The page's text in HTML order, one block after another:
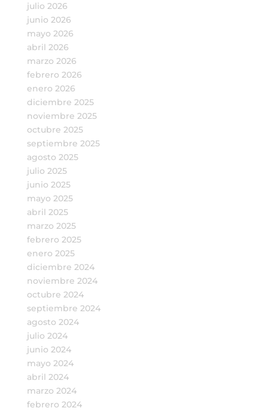
julio 2026
junio 2026
mayo 2026
abril 2026
marzo 2026
febrero 2026
enero 2026
diciembre 2025
noviembre 2025
octubre 2025
septiembre 2025
agosto 2025
julio 2025
junio 2025
mayo 2025
abril 2025
marzo 2025
febrero 2025
enero 2025
diciembre 2024
noviembre 2024
octubre 2024
septiembre 2024
agosto 2024
julio 2024
junio 2024
mayo 2024
abril 2024
marzo 2024
febrero 2024